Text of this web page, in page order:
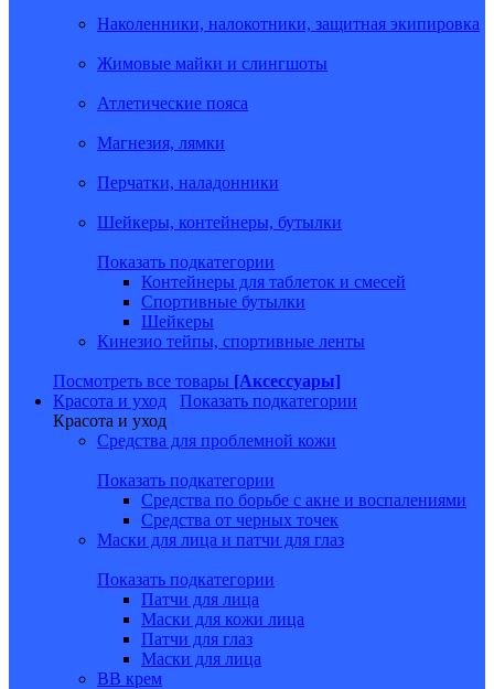
Наколенники, налокотники, защитная экипировка
Жимовые майки и слингшоты
Атлетические пояса
Магнезия, лямки
Перчатки, наладонники
Шейкеры, контейнеры, бутылки
Показать подкатегории
Контейнеры для таблеток и смесей
Спортивные бутылки
Шейкеры
Кинезио тейпы, спортивные ленты
Посмотреть все товары [Аксессуары]
Красота и уход
Показать подкатегории
Красота и уход
Средства для проблемной кожи
Показать подкатегории
Средства по борьбе с акне и воспалениями
Средства от черных точек
Маски для лица и патчи для глаз
Показать подкатегории
Патчи для лица
Маски для кожи лица
Патчи для глаз
Маски для лица
BB крем